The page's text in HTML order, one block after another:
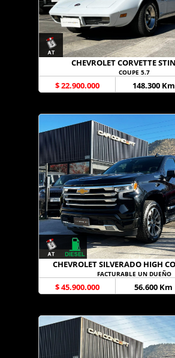
CHEVROLET CORVETTE
COUPE 5.7
$ 22.900.000 148.300 Km
CHEVROLET SILVERADO HIGH
FACTURABLE UN DUEÑO
$ 45.900.000 56.600 Km